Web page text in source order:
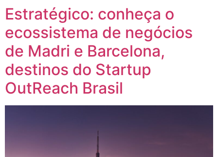
Estratégico: conheça o
ecossistema de negócios
de Madri e Barcelona,
destinos do Startup
OutReach Brasil